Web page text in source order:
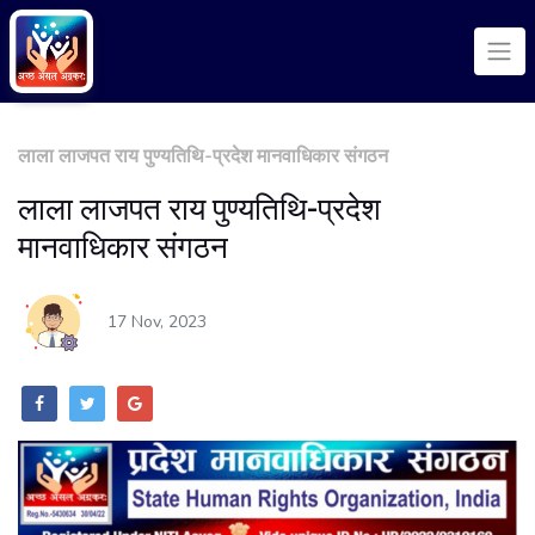
लाला लाजपत राय पुण्यतिथि-प्रदेश मानवाधिकार संगठन
लाला लाजपत राय पुण्यतिथि-प्रदेश
मानवाधिकार संगठन
17 Nov, 2023